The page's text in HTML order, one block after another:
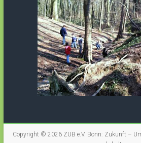
Copyright © 2026 ZUB e.V. Bonn: Zukunft –